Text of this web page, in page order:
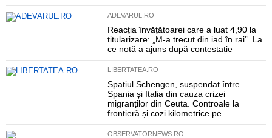
ADEVARUL.RO
Reacția învățătoarei care a luat 4,90 la
titularizare: „M-a trecut din iad în rai”. La
ce notă a ajuns după contestație
LIBERTATEA.RO
Spațiul Schengen, suspendat între
Spania și Italia din cauza crizei
migranților din Ceuta. Controale la
frontieră și cozi kilometrice pe...
OBSERVATORNEWS.RO